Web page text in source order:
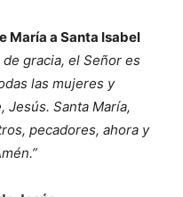
María a Santa Isabel
gracia, el Señor es
las mujeres y
Santa María,
pecadores, ahora y